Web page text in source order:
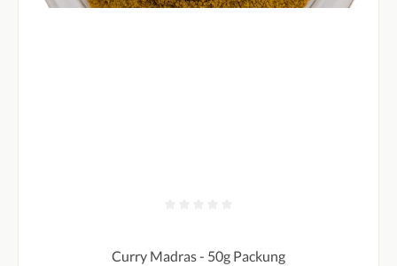
Curry Madras - 50g Packung